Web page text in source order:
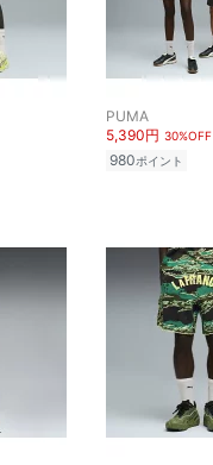
PUMA
5,390円 30%OFF
980ポイント